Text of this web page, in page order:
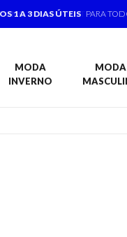
1 A 3 DIAS ÚTEIS PARA
MODA
INVERNO
MODA